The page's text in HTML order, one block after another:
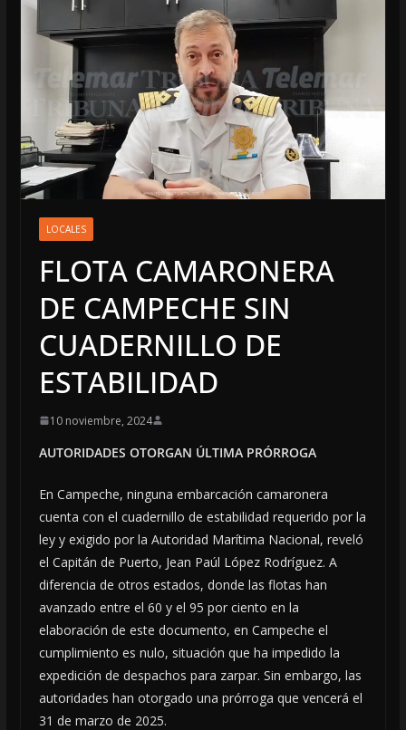
LOCALES
FLOTA CAMARONERA
DE CAMPECHE SIN
CUADERNILLO DE
ESTABILIDAD
10 noviembre, 2024
AUTORIDADES OTORGAN ÚLTIMA PRÓRROGA
En Campeche, ninguna embarcación camaronera
cuenta con el cuadernillo de estabilidad requerido por la
ley y exigido por la Autoridad Marítima Nacional, reveló
el Capitán de Puerto, Jean Paúl López Rodríguez. A
diferencia de otros estados, donde las flotas han
avanzado entre el 60 y el 95 por ciento en la
elaboración de este documento, en Campeche el
cumplimiento es nulo, situación que ha impedido la
expedición de despachos para zarpar. Sin embargo, las
autoridades han otorgado una prórroga que vencerá el
31 de marzo de 2025.